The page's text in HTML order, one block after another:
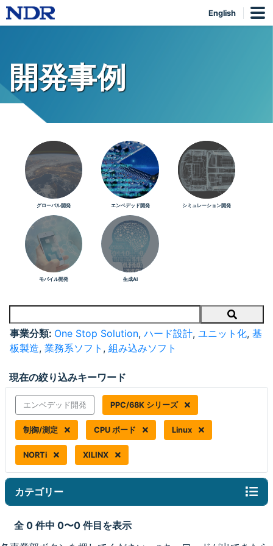
English
開発事例
グローバル開発 エンベデッド開発 シミュレーション開発
モバイル開発 生成AI
Search
事業分類: One Stop Solution, ハード設計, ユニット化, 基
板製造, 業務系ソフト , 組み込みソフト
現在の絞り込みキーワード
エンベデッド開発 PPC/68K シリーズ
制御/測定 CPU ボード Linux
NORTi XILINX
カテゴリー
全 0 件中 0〜0 件目を表示